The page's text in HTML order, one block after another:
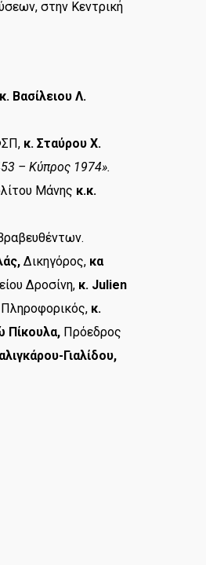
στην Κεντρική
κ. Βασίλειου Λ.
κ. Σταύρου Χ.
– Κύπρος 1974».
Μάνης κ.κ.
Δικηγόρος, κα
Δροσίνη, κ. Julien
κ.
Πίκουλα,Πρόεδρος
Γιαλίδου,